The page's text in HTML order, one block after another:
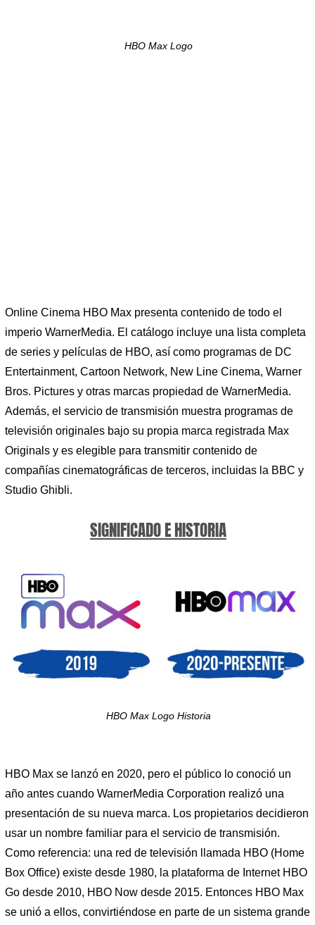
HBO Max Logo
Online Cinema HBO Max presenta contenido de todo el
imperio WarnerMedia. El catálogo incluye una lista completa
de series y películas de HBO, así como programas de DC
Entertainment, Cartoon Network, New Line Cinema, Warner
Bros. Pictures y otras marcas propiedad de WarnerMedia.
Además, el servicio de transmisión muestra programas de
televisión originales bajo su propia marca registrada Max
Originals y es elegible para transmitir contenido de
compañías cinematográficas de terceros, incluidas la BBC y
Studio Ghibli.
SIGNIFICADO E HISTORIA
HBO Max Logo Historia
HBO Max se lanzó en 2020, pero el público lo conoció un
año antes cuando WarnerMedia Corporation realizó una
presentación de su nueva marca. Los propietarios decidieron
usar un nombre familiar para el servicio de transmisión.
Como referencia: una red de televisión llamada HBO (Home
Box Office) existe desde 1980, la plataforma de Internet HBO
Go desde 2010, HBO Now desde 2015. Entonces HBO Max
se unió a ellos, convirtiéndose en parte de un sistema grande